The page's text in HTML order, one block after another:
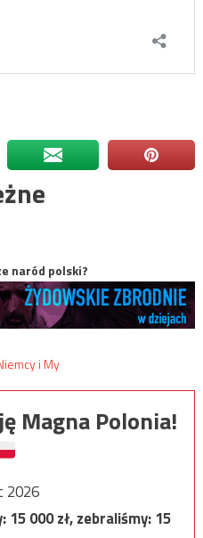
naród polski?
Magna Polonia!
2026
15 000zł, zebraliśmy:15